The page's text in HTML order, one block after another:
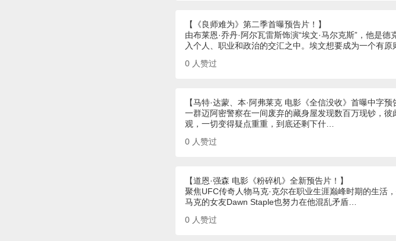
【《良师难为》第二季首曝预告片！】
由布莱恩·乔丹·阿尔瓦雷斯饰演“埃文·马尔克斯”，他是
入个人、职业和政治的交汇之中。埃文想要成为一个有原
0 人赞过
【马特·达蒙、本·阿弗莱克 电影《全信没收》首曝中字预
一群迈阿密警察在一间废弃的藏身屋发现数百万现钞，
观，一切变得疑点重重，到底还剩下什…
0 人赞过
【道恩·强森 电影《粉碎机》全新预告片！】
聚焦UFC传奇人物马克·克尔在职业生涯巅峰时期的生活
马克的女友Dawn Staple也努力在他混乱矛盾…
0 人赞过